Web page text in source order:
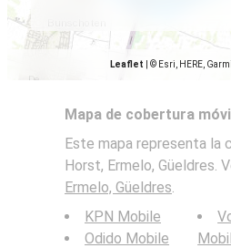
Leaflet © Esri, HERE,
Mapa de cobertura
Este mapa representa la
Horst, Ermelo, Güeldres.
Ermelo, Güeldres.
KPN Mobile
Odido Mobile